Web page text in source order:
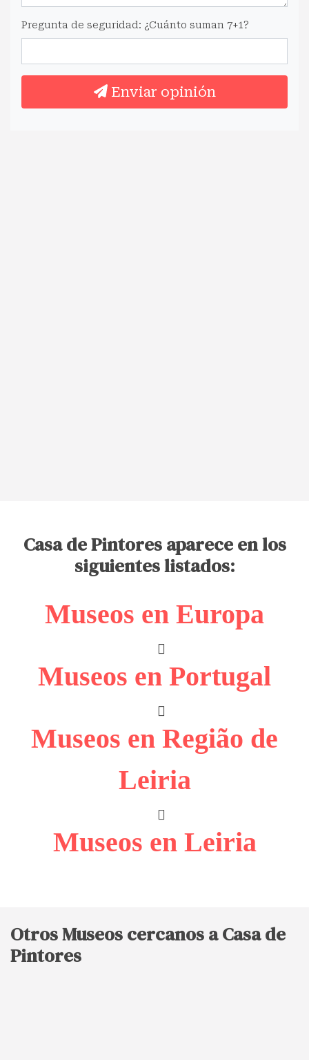
Pregunta de seguridad: ¿Cuánto suman 7+1?
Enviar opinión
Casa de Pintores aparece en los
siguientes listados:
Museos en Europa
Museos en Portugal
Museos en Região de
Leiria
Museos en Leiria
Otros Museos cercanos a Casa de
Pintores